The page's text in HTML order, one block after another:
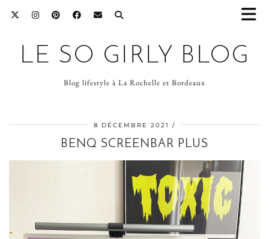
LE SO GIRLY BLOG
Blog lifestyle à La Rochelle et Bordeaux
8 DÉCEMBRE 2021
BENQ SCREENBAR PLUS